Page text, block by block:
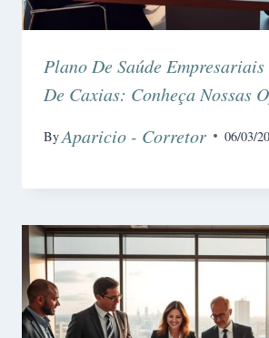
Plano De Saúde
De Caxias: Conheça Nossas
ByAparicio - Corretor 06/03/